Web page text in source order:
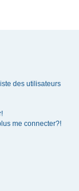
des utilisateurs
me connecter?!